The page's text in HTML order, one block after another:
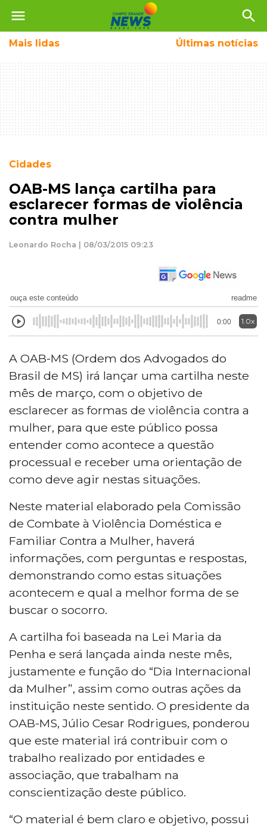
menu search
Mais lidas Últimas notícias
Cidades
OAB-MS lança cartilha para
esclarecer formas de violência
contra mulher
Leonardo Rocha | 08/03/2015 09:23
ouça este conteúdo readme
0:00 1.0x
A OAB-MS (Ordem dos Advogados do
Brasil de MS) irá lançar uma cartilha neste
mês de março, com o objetivo de
esclarecer as formas de violência contra a
mulher, para que este público possa
entender como acontece a questão
processual e receber uma orientação de
como deve agir nestas situações.
Neste material elaborado pela Comissão
de Combate à Violência Doméstica e
Familiar Contra a Mulher, haverá
informações, com perguntas e respostas,
demonstrando como estas situações
acontecem e qual a melhor forma de se
buscar o socorro.
A cartilha foi baseada na Lei Maria da
Penha e será lançada ainda neste mês,
justamente e função do “Dia Internacional
da Mulher”, assim como outras ações da
instituição neste sentido. O presidente da
OAB-MS, Júlio Cesar Rodrigues, ponderou
que este material irá contribuir com o
trabalho realizado por entidades e
associação, que trabalham na
conscientização deste público.
“O material é bem claro e objetivo, possui